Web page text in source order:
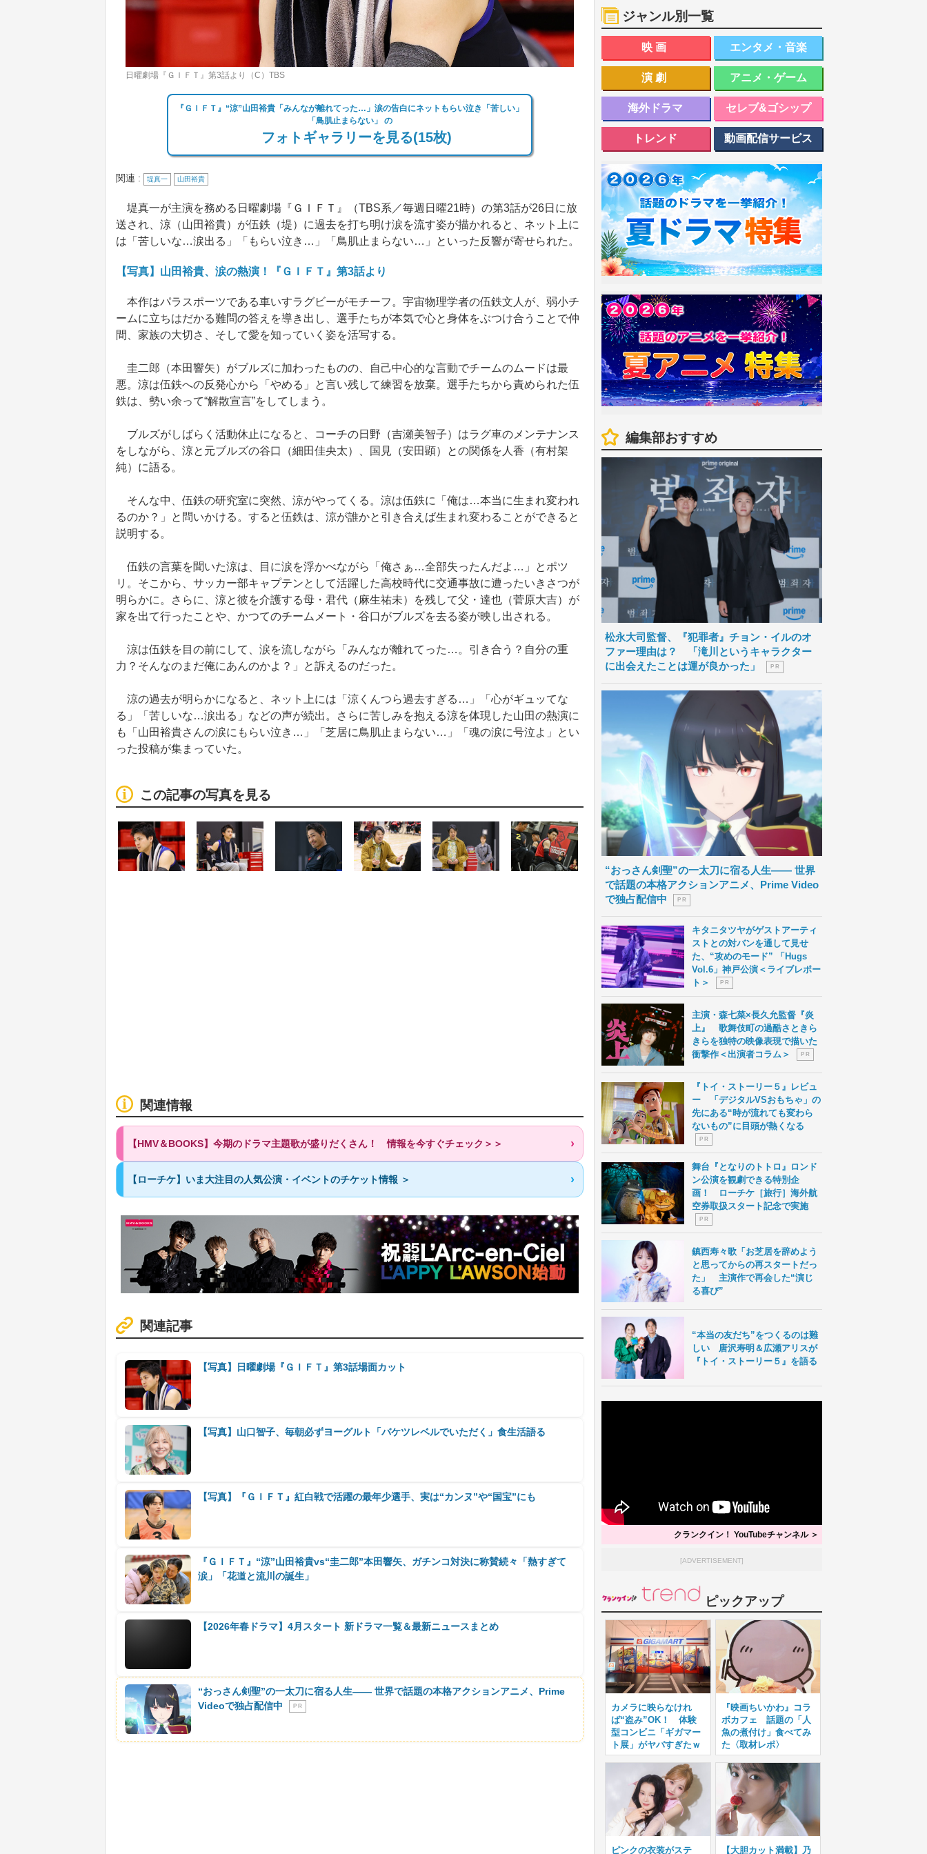
日曜劇場『ＧＩＦＴ』第3話より（C）TBS
『ＧＩＦＴ』“涼”山田裕貴「みんなが離れてった…」涙の告白にネットもらい泣き「苦しい」
「鳥肌止まらない」 の
フォトギャラリーを見る(15枚)
関連 : 堤真一 山田裕貴
堤真一が主演を務める日曜劇場『ＧＩＦＴ』（TBS系／毎週日曜21時）の第3話が26日に放
送され、涼（山田裕貴）が伍鉄（堤）に過去を打ち明け涙を流す姿が描かれると、ネット上に
は「苦しいな…涙出る」「もらい泣き…」「鳥肌止まらない…」といった反響が寄せられた。
【写真】山田裕貴、涙の熱演！『ＧＩＦＴ』第3話より
本作はパラスポーツである車いすラグビーがモチーフ。宇宙物理学者の伍鉄文人が、弱小チ
ームに立ちはだかる難問の答えを導き出し、選手たちが本気で心と身体をぶつけ合うことで仲
間、家族の大切さ、そして愛を知っていく姿を活写する。
圭二郎（本田響矢）がブルズに加わったものの、自己中心的な言動でチームのムードは最
悪。涼は伍鉄への反発心から「やめる」と言い残して練習を放棄。選手たちから責められた伍
鉄は、勢い余って“解散宣言”をしてしまう。
ブルズがしばらく活動休止になると、コーチの日野（吉瀬美智子）はラグ車のメンテナンス
をしながら、涼と元ブルズの谷口（細田佳央太）、国見（安田顕）との関係を人香（有村架
純）に語る。
そんな中、伍鉄の研究室に突然、涼がやってくる。涼は伍鉄に「俺は…本当に生まれ変われ
るのか？」と問いかける。すると伍鉄は、涼が誰かと引き合えば生まれ変わることができると
説明する。
伍鉄の言葉を聞いた涼は、目に涙を浮かべながら「俺さぁ…全部失ったんだよ…」とポツ
リ。そこから、サッカー部キャプテンとして活躍した高校時代に交通事故に遭ったいきさつが
明らかに。さらに、涼と彼を介護する母・君代（麻生祐未）を残して父・達也（菅原大吉）が
家を出て行ったことや、かつてのチームメート・谷口がブルズを去る姿が映し出される。
涼は伍鉄を目の前にして、涙を流しながら「みんなが離れてった…。引き合う？自分の重
力？そんなのまだ俺にあんのかよ？」と訴えるのだった。
涼の過去が明らかになると、ネット上には「涼くんつら過去すぎる…」「心がギュッてな
る」「苦しいな…涙出る」などの声が続出。さらに苦しみを抱える涼を体現した山田の熱演に
も「山田裕貴さんの涙にもらい泣き…」「芝居に鳥肌止まらない…」「魂の涙に号泣よ」とい
った投稿が集まっていた。
この記事の写真を見る
関連情報
【HMV＆BOOKS】今期のドラマ主題歌が盛りだくさん！ 情報を今すぐチェック＞＞
【ローチケ】いま大注目の人気公演・イベントのチケット情報 ＞
関連記事
【写真】日曜劇場『ＧＩＦＴ』第3話場面カット
【写真】山口智子、毎朝必ずヨーグルト「バケツレベルでいただく」食生活語る
【写真】『ＧＩＦＴ』紅白戦で活躍の最年少選手、実は“カンヌ”や“国宝”にも
『ＧＩＦＴ』“涼”山田裕貴vs“圭二郎”本田響矢、ガチンコ対決に称賛続々「熱すぎて
涙」「花道と流川の誕生」
【2026年春ドラマ】4月スタート 新ドラマ一覧＆最新ニュースまとめ
“おっさん剣聖”の一太刀に宿る人生―― 世界で話題の本格アクションアニメ、Prime
Videoで独占配信中
P R
ジャンル別一覧
映画 エンタメ・音楽
演劇 アニメ・ゲーム
海外ドラマ セレブ&ゴシップ
トレンド 動画配信サービス
編集部おすすめ
松永大司監督、『犯罪者』チョン・イルのオ
ファー理由は？ 「滝川というキャラクター
に出会えたことは運が良かった」
P R
“おっさん剣聖”の一太刀に宿る人生―― 世界
で話題の本格アクションアニメ、Prime Video
で独占配信中
P R
キタニタツヤがゲストアーティ
ストとの対バンを通して見せ
た、“攻めのモード” 「Hugs
Vol.6」神戸公演＜ライブレポー
ト＞
P R
主演・森七菜×長久允監督『炎
上』 歌舞伎町の過酷さときら
きらを独特の映像表現で描いた
衝撃作＜出演者コラム＞
P R
『トイ・ストーリー５』レビュ
ー 「デジタルVSおもちゃ」の
先にある“時が流れても変わら
ないもの”に目頭が熱くなる
P R
舞台『となりのトトロ』ロンド
ン公演を観劇できる特別企
画！ ローチケ［旅行］海外航
空券取扱スタート記念で実施
P R
鎮西寿々歌「お芝居を辞めよう
と思ってからの再スタートだっ
た」 主演作で再会した“演じ
る喜び”
“本当の友だち”をつくるのは難
しい 唐沢寿明＆広瀬アリスが
『トイ・ストーリー５』を語る
クランクイン！ YouTubeチャンネル ＞
[ADVERTISEMENT]
ピックアップ
カメラに映らなけれ
ば“盗み”OK！ 体験
型コンビニ「ギガマー
ト展」がヤバすぎたｗ
『映画ちいかわ』コラ
ボカフェ 話題の「人
魚の煮付け」食べてみ
た〈取材レポ〉
ピンクの衣装がステ 【大胆カット満載】乃